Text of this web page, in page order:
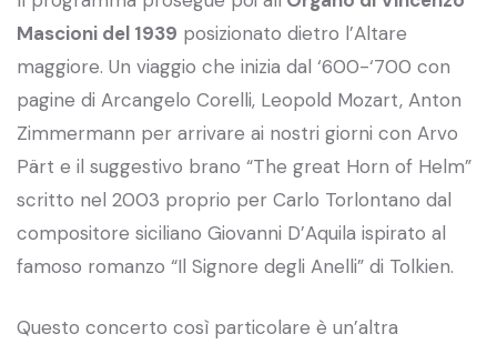
Mascioni del 1939 posizionato dietro l’Altare
maggiore. Un viaggio che inizia dal ‘600-‘700 con
pagine di Arcangelo Corelli, Leopold Mozart, Anton
Zimmermann per arrivare ai nostri giorni con Arvo
Pärt e il suggestivo brano “The great Horn of Helm”
scritto nel 2003 proprio per Carlo Torlontano dal
compositore siciliano Giovanni D’Aquila ispirato al
famoso romanzo “Il Signore degli Anelli” di Tolkien.
Questo concerto così particolare è un’altra